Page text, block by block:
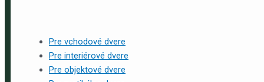
Pre vchodové dvere
Pre interiérové dvere
Pre objektové dvere